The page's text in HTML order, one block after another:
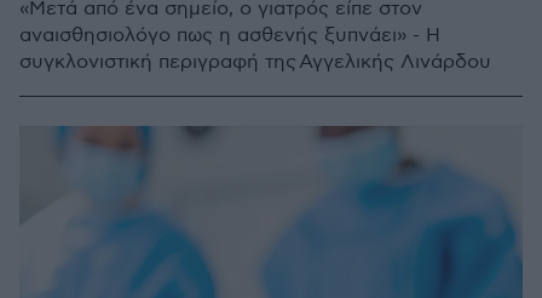
«Μετά από ένα σημείο, ο γιατρός είπε στον
αναισθησιολόγο πως η ασθενής ξυπνάει» - Η
συγκλονιστική περιγραφή της Αγγελικής Λινάρδου